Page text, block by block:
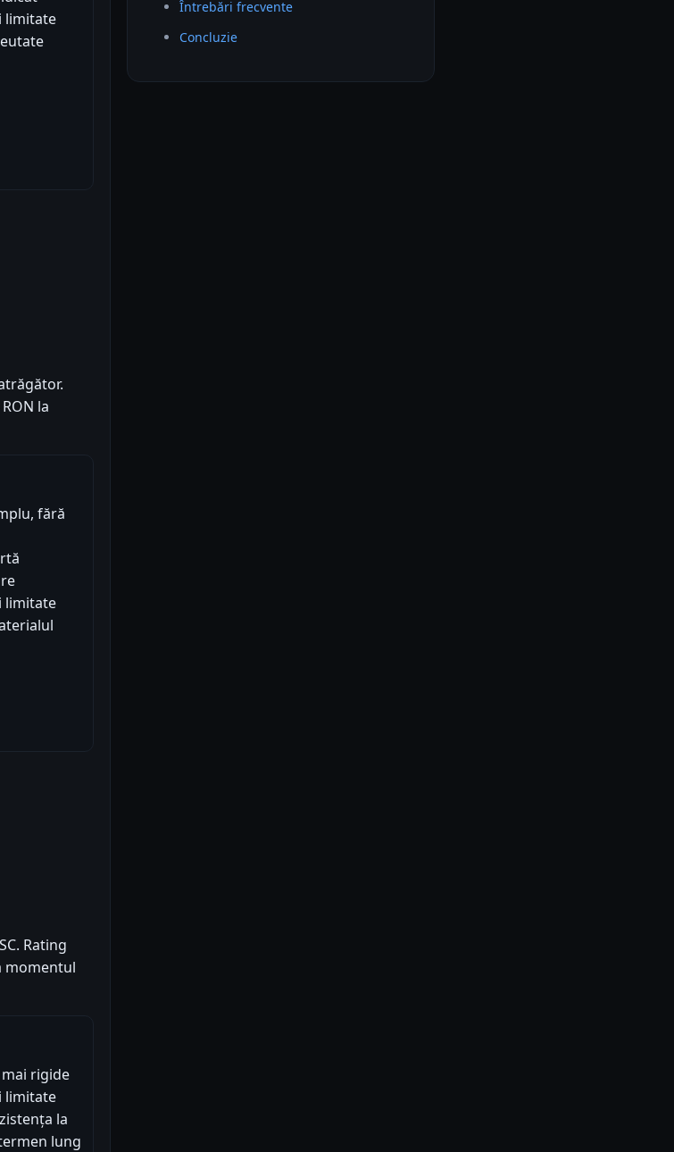
limitate
la
fără
limitate
Rating
momentul
rigide
limitate
la
lung
Întrebări frecvente
Concluzie